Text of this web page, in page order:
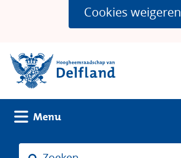
toegestaan
Cookies weigeren
MenuUitklappen
Zoeken